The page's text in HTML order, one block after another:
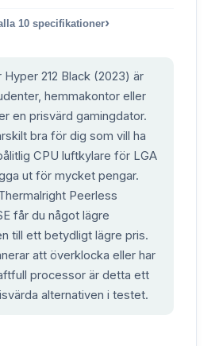
10 specifikationer›
212 Black (2023) är
hemmakontor eller
en prisvärd gamingdator.
bra för dig som vill ha
CPU luftkylare för LGA
ut för mycket pengar.
Peerless
får du något lägre
till ett betydligt lägre pris.
att överklocka eller har
processor är detta ett
alternativen i testet.